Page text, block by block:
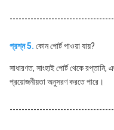
প্রশ্ন 5. কোন পোর্ট পাওয়া যায়?
সাধারণত, সাংহাই পোর্ট থেকে
প্রয়োজনীয়তা অনুসরণ করতে পারে।